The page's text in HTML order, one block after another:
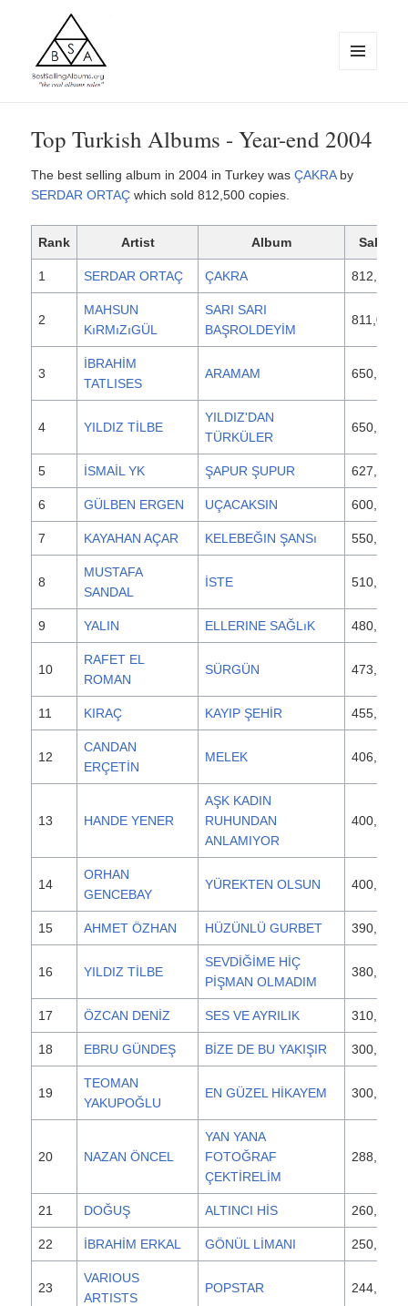
Top Turkish Albums - Year-end 2004
The best selling album in 2004 in Turkey wasÇAKRAby
SERDAR ORTAÇ which sold 812,500 copies.
Rank Artist Album Sales
1 SERDAR ORTAÇ ÇAKRA 812,500
2
MAHSUN
KıRMıZıGÜL
SARI SARI
BAŞROLDEYİM
811,000
3
İBRAHİM
TATLISES
ARAMAM 650,000
4 YILDIZ TİLBE
YILDIZ'DAN
TÜRKÜLER
650,000
5 İSMAİL YK ŞAPUR ŞUPUR 627,000
6 GÜLBEN ERGEN UÇACAKSIN 600,000
7 KAYAHAN AÇAR KELEBEĞIN ŞANSı 550,000
8
MUSTAFA
SANDAL
İSTE 510,000
9 YALIN ELLERINE SAĞLıK 480,000
10
RAFET EL
ROMAN
SÜRGÜN 473,000
11 KIRAÇ KAYIP ŞEHİR 455,000
12
CANDAN
ERÇETİN
MELEK 406,000
13 HANDE YENER
AŞK KADIN
RUHUNDAN
ANLAMIYOR
400,000
14
ORHAN
GENCEBAY
YÜREKTEN OLSUN 400,000
15 AHMET ÖZHAN HÜZÜNLÜ GURBET 390,000
16 YILDIZ TİLBE
SEVDİĞİME HİÇ
PİŞMAN OLMADIM
380,000
17 ÖZCAN DENİZ SES VE AYRILIK 310,000
18 EBRU GÜNDEŞ BİZE DE BU YAKIŞIR 300,000
19
TEOMAN
YAKUPOĞLU
EN GÜZEL HİKAYEM 300,000
20 NAZAN ÖNCEL
YAN YANA
FOTOĞRAF
ÇEKTİRELİM
288,000
21 DOĞUŞ ALTINCI HİS 260,000
22 İBRAHİM ERKAL GÖNÜL LİMANI 250,000
23
VARIOUS
ARTISTS
POPSTAR 244,000